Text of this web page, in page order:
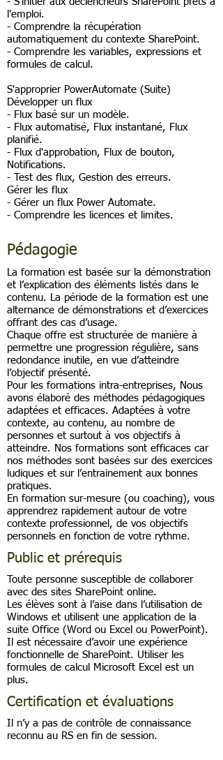
l'emploi.
- Comprendre la récupération
automatiquement du contexte SharePoint.
- Comprendre les variables, expressions et
formules de calcul.
S'approprier PowerAutomate (Suite)
Développer un flux
- Flux basé sur un modèle.
- Flux automatisé, Flux instantané, Flux
planifié.
- Flux d'approbation, Flux de bouton,
Notifications.
- Test des flux, Gestion des erreurs.
Gérer les flux
- Gérer un flux Power Automate.
- Comprendre les licences et limites.
Pédagogie
La formation est basée sur la démonstration
et l’explication des éléments listés dans le
contenu. La période de la formation est une
alternance de démonstrations et d’exercices
offrant des cas d’usage.
Chaque offre est structurée de manière à
permettre une progression régulière, sans
redondance inutile, en vue d’atteindre
l’objectif présenté.
Pour les formations intra-entreprises, Nous
avons élaboré des méthodes pédagogiques
adaptées et efficaces. Adaptées à votre
contexte, au contenu, au nombre de
personnes et surtout à vos objectifs à
atteindre. Nos formations sont efficaces car
nos méthodes sont basées sur des exercices
ludiques et sur l’entrainement aux bonnes
pratiques.
En formation sur-mesure (ou coaching), vous
apprendrez rapidement autour de votre
contexte professionnel, de vos objectifs
personnels en fonction de votre rythme.
Public et prérequis
Toute personne susceptible de collaborer
avec des sites SharePoint online.
Les élèves sont à l’aise dans l’utilisation de
Windows et utilisent une application de la
suite Office (Word ou Excel ou PowerPoint).
Il est nécessaire d’avoir une expérience
fonctionnelle de SharePoint. Utiliser les
formules de calcul Microsoft Excel est un
plus.
Certification et évaluations
Il n’y a pas de contrôle de connaissance
reconnu au RS en fin de session.